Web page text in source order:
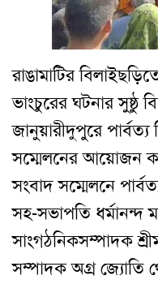
রাঙামাটির
ভাংচুরের ঘটনার সুষ্ঠু
জানুয়ারীদুপুরে
সম্মেলনের আয়োজন
সংবাদ সম্মেলনে পা
সহ-সভাপতি ধর্মানন্দ
সাংগঠনিকসম্পাদক
সম্পাদক অগ্র জ্যোতি